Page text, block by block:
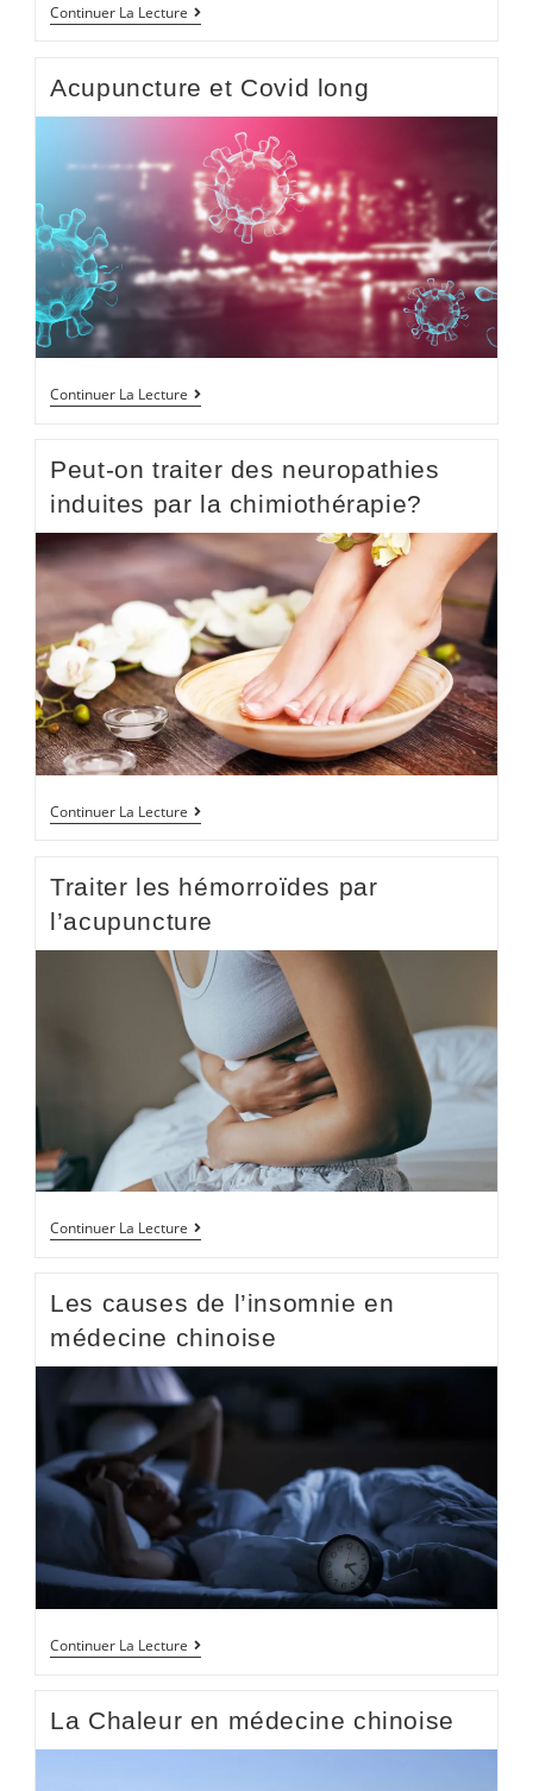
Continuer La Lecture
Acupuncture et Covid long
Continuer La Lecture
Peut-on traiter des neuropathies
induites par la chimiothérapie?
Continuer La Lecture
Traiter les hémorroïdes par
l’acupuncture
Continuer La Lecture
Les causes de l’insomnie en
médecine chinoise
Continuer La Lecture
La Chaleur en médecine chinoise